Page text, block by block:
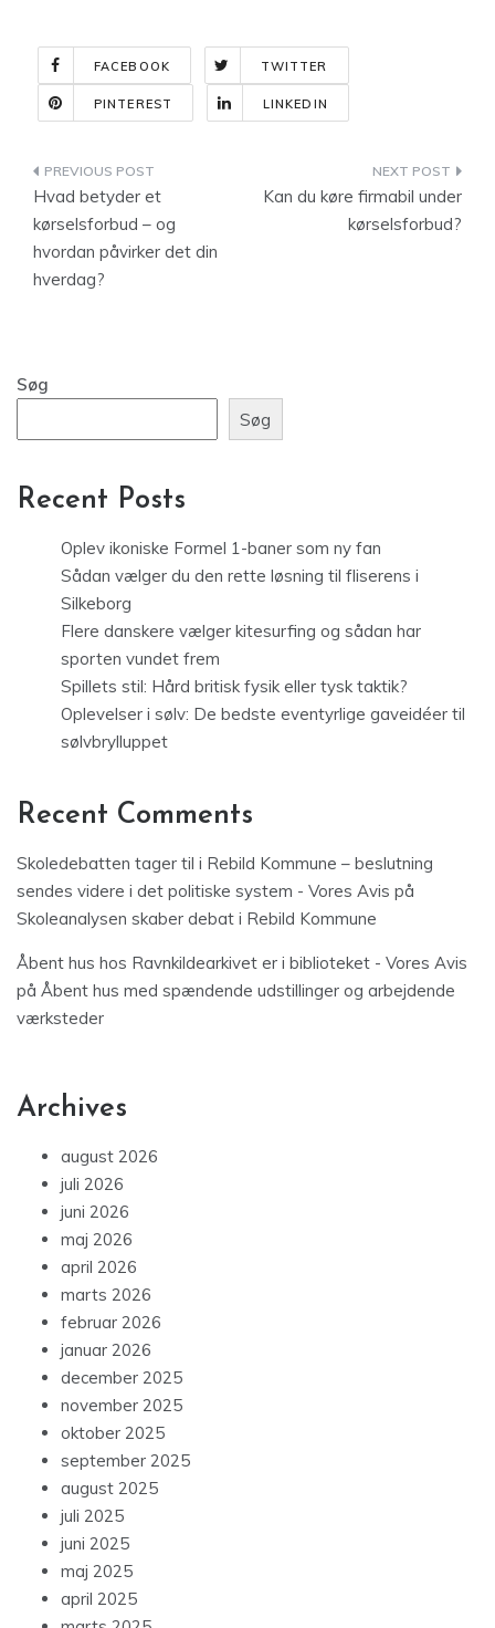
FACEBOOK TWITTER
PINTEREST LINKEDIN
Indlægsnavigation
Hvad betyder et
kørselsforbud – og
hvordan påvirker det din
hverdag?
Kan du køre firmabil under
kørselsforbud?
Søg
Søg
Recent Posts
Oplev ikoniske Formel 1-baner som ny fan
Sådan vælger du den rette løsning til fliserens i
Silkeborg
Flere danskere vælger kitesurfing og sådan har
sporten vundet frem
Spillets stil: Hård britisk fysik eller tysk taktik?
Oplevelser i sølv: De bedste eventyrlige gaveidéer til
sølvbrylluppet
Recent Comments
Skoledebatten tager til i Rebild Kommune – beslutning
sendes videre i det politiske system - Vores Avis på
Skoleanalysen skaber debat i Rebild Kommune
Åbent hus hos Ravnkildearkivet er i biblioteket - Vores Avis
på Åbent hus med spændende udstillinger og arbejdende
værksteder
Archives
august 2026
juli 2026
juni 2026
maj 2026
april 2026
marts 2026
februar 2026
januar 2026
december 2025
november 2025
oktober 2025
september 2025
august 2025
juli 2025
juni 2025
maj 2025
april 2025